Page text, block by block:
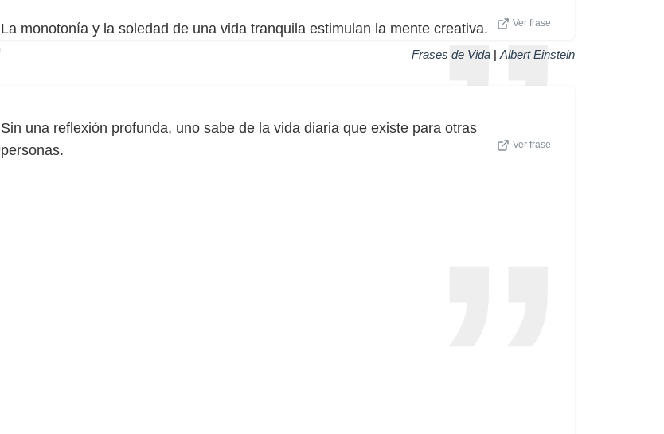
La monotonía y la soledad de una vida tranquila estimulan la mente creativa. Ver frase
Frases de Vida | Albert Einstein
Sin una reflexión profunda, uno sabe de la vida diaria que existe para otras
personas.
Ver frase